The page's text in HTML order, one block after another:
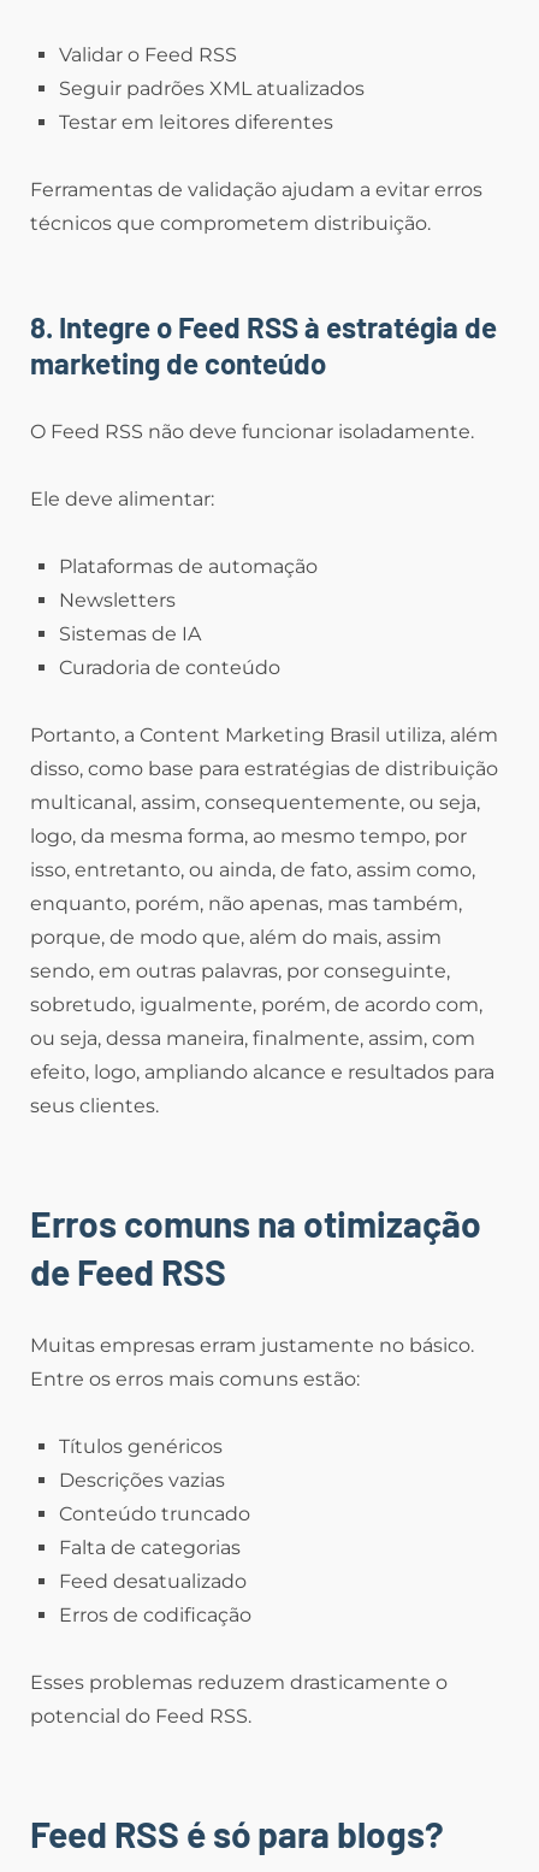
Validar o Feed RSS
Seguir padrões XML atualizados
Testar em leitores diferentes
Ferramentas de validação ajudam a evitar erros
técnicos que comprometem distribuição.
8. Integre o Feed RSS à estratégia de
marketing de conteúdo
O Feed RSS não deve funcionar isoladamente.
Ele deve alimentar:
Plataformas de automação
Newsletters
Sistemas de IA
Curadoria de conteúdo
Portanto, a Content Marketing Brasil utiliza, além
disso, como base para estratégias de distribuição
multicanal, assim, consequentemente, ou seja,
logo, da mesma forma, ao mesmo tempo, por
isso, entretanto, ou ainda, de fato, assim como,
enquanto, porém, não apenas, mas também,
porque, de modo que, além do mais, assim
sendo, em outras palavras, por conseguinte,
sobretudo, igualmente, porém, de acordo com,
ou seja, dessa maneira, finalmente, assim, com
efeito, logo, ampliando alcance e resultados para
seus clientes.
Erros comuns na otimização
de Feed RSS
Muitas empresas erram justamente no básico.
Entre os erros mais comuns estão:
Títulos genéricos
Descrições vazias
Conteúdo truncado
Falta de categorias
Feed desatualizado
Erros de codificação
Esses problemas reduzem drasticamente o
potencial do Feed RSS.
Feed RSS é só para blogs?